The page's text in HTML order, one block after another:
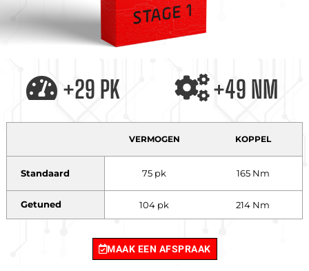
+29 PK +49 NM
VERMOGEN KOPPEL
Standaard 75 pk 165 Nm
Getuned 104 pk 214 Nm
MAAK EEN AFSPRAAK